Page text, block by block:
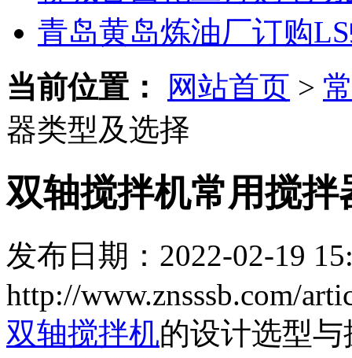
青岛黄岛炼油厂订购
当前位置：
网站首页 >
器类型及选择
双轴搅拌机常用搅拌
发布日期：2022-02-19
http://www.znsssb.com/
双轴搅拌机的设计选型